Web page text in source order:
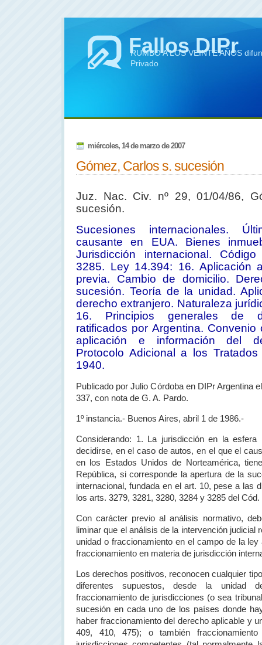
Fallos DIPr
RUMBO A LOS VEINTE AÑOS
Privado
miércoles, 14 de marzo de 2007
Gómez, Carlos s. sucesión
Juz. Nac. Civ. nº 29, 01/04/86,
sucesión.
Sucesiones internacionales.
causante en EUA. Bienes
Jurisdicción internacional.
3285. Ley 14.394: 16. Aplicación
previa. Cambio de domicilio.
sucesión. Teoría de la unidad.
derecho extranjero. Naturaleza
16. Principios generales de
ratificados por Argentina.
aplicación e información del
Protocolo Adicional a los
1940.
Publicado por Julio Córdoba en DIPr Argentina
337, con nota de G. A. Pardo.
1º instancia.- Buenos Aires, abril 1 de 1986.-
Considerando: 1. La jurisdicción en la esfera
decidirse, en el caso de autos, en el que el
en los Estados Unidos de Norteamérica,
República, si corresponde la apertura de la
internacional, fundada en el art. 10, pese a las
los arts. 3279, 3281, 3280, 3284 y 3285 del Cód.
Con carácter previo al análisis normativo,
liminar que el análisis de la intervención judicial
unidad o fraccionamiento en el campo de la
fraccionamiento en materia de jurisdicción
Los derechos positivos, reconocen cualquier
diferentes supuestos, desde la unidad
fraccionamiento de jurisdicciones (o sea
sucesión en cada uno de los países donde
haber fraccionamiento del derecho aplicable y
409, 410, 475); o también